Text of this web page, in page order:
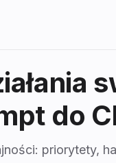
do
priorytety,